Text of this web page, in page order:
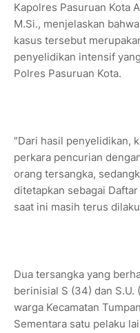
Kapolres Pasuruan Kota
M.Si., menjelaskan
kasus tersebut
penyelidikan intensif
Polres Pasuruan Kota.
"Dari hasil penyelidikan,
perkara pencurian
orang tersangka,
ditetapkan sebagai
saat ini masih terus
Dua tersangka yang
berinisial S (34) dan S.U.
warga Kecamatan
Sementara satu pelaku